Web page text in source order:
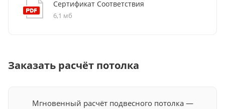
Сертификат Соответствия
6,1 мб
Заказать расчёт потолка
Мгновенный расчёт подвесного потолка —